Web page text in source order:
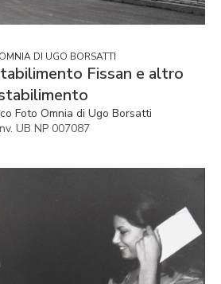
DI UGO BORSATTI
Fissan e altro
Foto Omnia di Ugo Borsatti
UB NP 007087